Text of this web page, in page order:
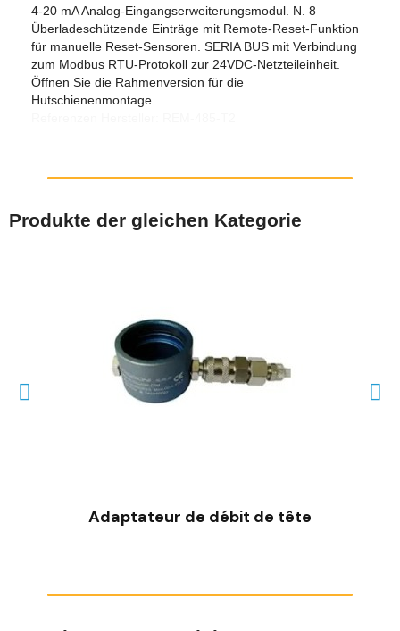
4-20 mA Analog-Eingangserweiterungsmodul. N. 8
Überladeschützende Einträge mit Remote-Reset-Funktion
für manuelle Reset-Sensoren. SERIA BUS mit Verbindung
zum Modbus RTU-Protokoll zur 24VDC-Netzteileinheit.
Öffnen Sie die Rahmenversion für die
Hutschienenmontage.
Produkte der gleichen Kategorie
Adaptateur de débit de tête